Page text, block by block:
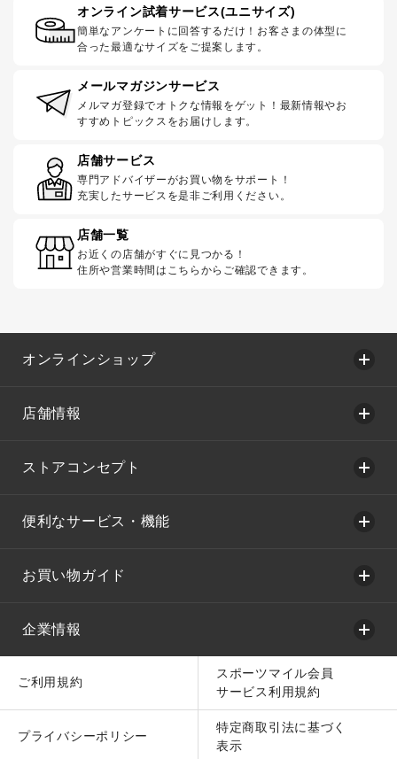
オンライン試着サービス(ユニサイズ)
簡単なアンケートに回答するだけ！お客さまの体型に
合った最適なサイズをご提案します。
メールマガジンサービス
メルマガ登録でオトクな情報をゲット！最新情報やお
すすめトピックスをお届けします。
店舗サービス
専門アドバイザーがお買い物をサポート！
充実したサービスを是非ご利用ください。
店舗一覧
お近くの店舗がすぐに見つかる！
住所や営業時間はこちらからご確認できます。
オンラインショップ
店舗情報
ストアコンセプト
便利なサービス・機能
お買い物ガイド
企業情報
ご利用規約
スポーツマイル会員
サービス利用規約
プライバシーポリシー
特定商取引法に基づく
表示